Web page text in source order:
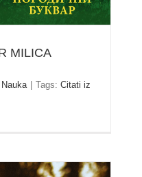
MILICA
Nauka Tags: Citati iz